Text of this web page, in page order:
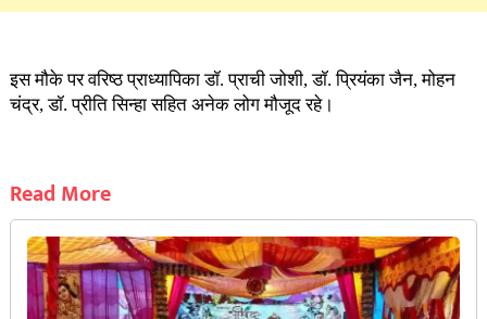
इस मौके पर वरिष्ठ प्राध्यापिका डॉ. प्राची जोशी, डॉ. प्रियंका जैन, मोहन
चंद्र, डॉ. प्रीति सिन्हा सहित अनेक लोग मौजूद रहे।
Read More